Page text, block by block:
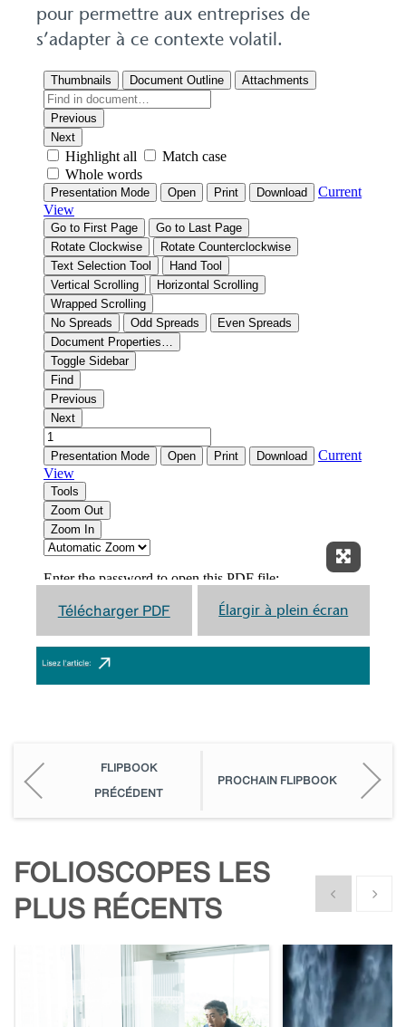
pour permettre aux entreprises de
s’adapter à ce contexte volatil.
Élargir
Télécharger PDF Élargir à plein écran
FLIPBOOK
PRÉCÉDENT
PROCHAIN FLIPBOOK
FOLIOSCOPES LES
PLUS RÉCENTS
Show previous
Show